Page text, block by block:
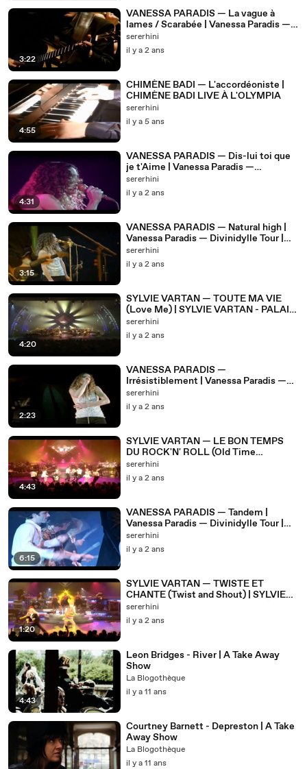
3:22
VANESSA PARADIS — La vague à
lames / Scarabée | Vanessa Paradis —
Divinidylle Tour | (2008)
sererhini
il y a 2 ans
4:55
CHIMÈNE BADI — L'accordéoniste |
CHIMÈNE BADI LIVE À L'OLYMPIA
sererhini
il y a 5 ans
4:31
VANESSA PARADIS — Dis-lui toi que
je t'Aime | Vanessa Paradis —
Divinidylle Tour | (2008)
sererhini
il y a 2 ans
3:15
VANESSA PARADIS — Natural high |
Vanessa Paradis — Divinidylle Tour |
(2008)
sererhini
il y a 2 ans
4:20
SYLVIE VARTAN — TOUTE MA VIE
(Love Me) | SYLVIE VARTAN - PALAIS
DES CONGRÈS 2004
sererhini
il y a 2 ans
2:23
VANESSA PARADIS —
Irrésistiblement | Vanessa Paradis —
Divinidylle Tour | (2008)
sererhini
il y a 2 ans
4:43
SYLVIE VARTAN — LE BON TEMPS
DU ROCK'N' ROLL (Old Time
Rock'n'Roll) | SYLVIE VARTAN -
PALAIS DES CONGRÈS 2004
sererhini
il y a 2 ans
6:15
VANESSA PARADIS — Tandem |
Vanessa Paradis — Divinidylle Tour |
(2008)
sererhini
il y a 2 ans
1:20
SYLVIE VARTAN — TWISTE ET
CHANTE (Twist and Shout) | SYLVIE
VARTAN - PALAIS DES CONGRÈS
2004
sererhini
il y a 2 ans
4:43
Leon Bridges - River | A Take Away
Show
La Blogothèque
il y a 11 ans
Courtney Barnett - Depreston | A Take
Away Show
La Blogothèque
il y a 11 ans